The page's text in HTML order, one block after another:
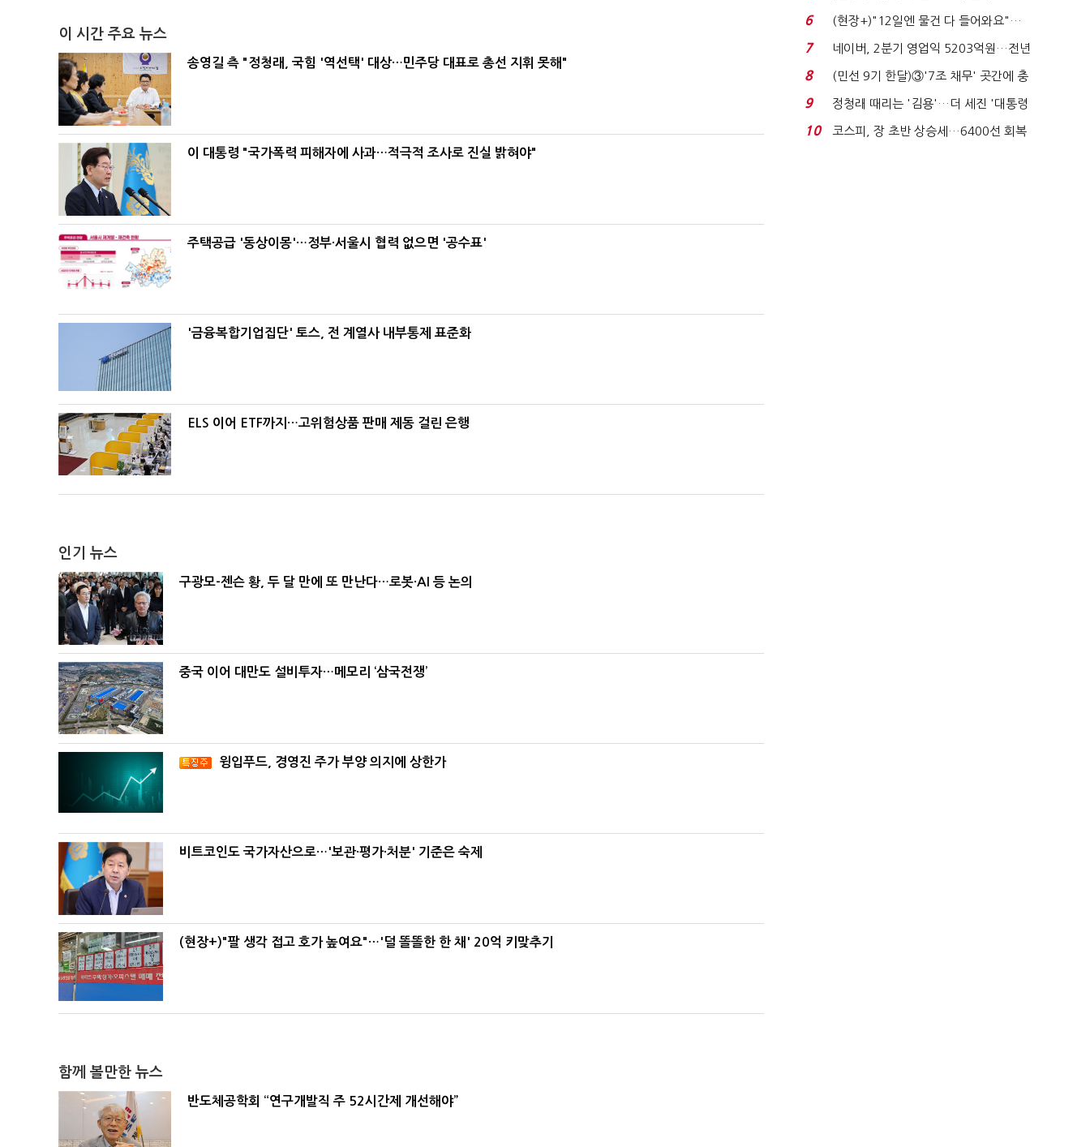
이 시간 주요 뉴스
송영길 측 "정청래, 국힘 '역선택' 대상…민주당 대표로 총선 지휘 못해"
이 대통령 "국가폭력 피해자에 사과…적극적 조사로 진실 밝혀야"
주택공급 '동상이몽'…정부·서울시 협력 없으면 '공수표'
'금융복합기업집단' 토스, 전 계열사 내부통제 표준화
ELS 이어 ETF까지…고위험상품 판매 제동 걸린 은행
인기 뉴스
구광모-젠슨 황, 두 달 만에 또 만난다…로봇·AI 등 논의
중국 이어 대만도 설비투자…메모리 ‘삼국전쟁’
윙입푸드, 경영진 주가 부양 의지에 상한가
비트코인도 국가자산으로…'보관·평가·처분' 기준은 숙제
(현장+)"팔 생각 접고 호가 높여요"…'덜 똘똘한 한 채' 20억 키맞추기
함께 볼만한 뉴스
반도체공학회 “연구개발직 주 52시간제 개선해야”
요"…'덜 똘똘한 한 채' 20...
6
(현장+)"12일엔 물건 다 들어와요"…
빈 매대 채우며 문 연 ...
7
네이버, 2분기 영업익 5203억원…전년
비 0.2% 감소...
8
(민선 9기 한달)③'7조 채무' 곳간에 충
격…추미애, 20년...
9
정청래 때리는 '김용'…더 세진 '대통령
최측근' 입...
10
코스피, 장 초반 상승세…6400선 회복